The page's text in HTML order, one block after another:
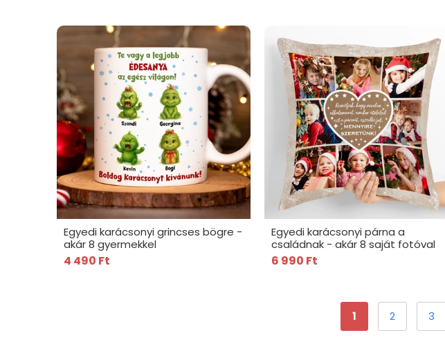
Egyedi karácsonyi grincses bögre -
akár 8 gyermekkel
4 490 Ft
Egyedi karácsonyi párna a
családnak - akár 8 saját fotóval
6 990 Ft
1 2 3